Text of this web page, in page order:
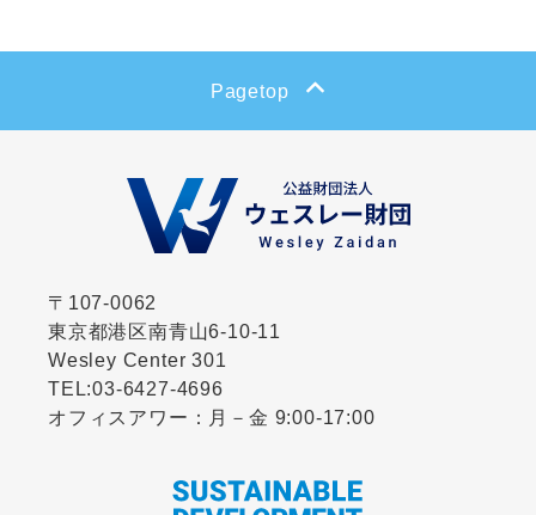
Pagetop
〒107-0062
東京都港区南青山6-10-11
Wesley Center 301
TEL:03-6427-4696
オフィスアワー：月－金 9:00-17:00